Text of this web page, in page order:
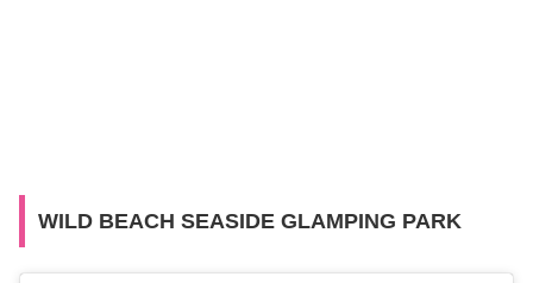
WILD BEACH SEASIDE GLAMPING PARK